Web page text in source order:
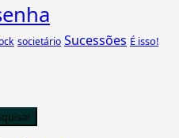
societário Sucessões É isso!